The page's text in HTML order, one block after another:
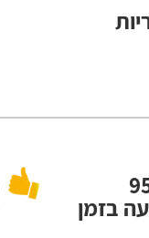
בזמן